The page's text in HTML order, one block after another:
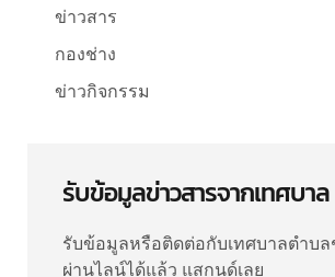
ข่าวสาร
กองช่าง
ข่าวกิจกรรม
รับข้อมูลข่าวสารจากเทศบาล
รับข้อมูลหรือติดต่อกับเทศบาลตำบ
ผ่านไลน์ได้แล้ว แสกนด์เลย